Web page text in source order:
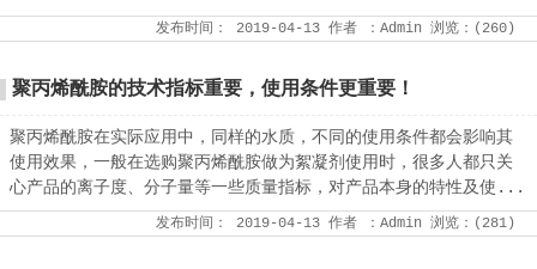
发布时间： 2019-04-13 作者 ：Admin 浏览：( 260 )
聚丙烯酰胺的技术指标重要，使用条件更重要！
聚丙烯酰胺在实际应用中，同样的水质，不同的使用条件都会影响其
使用效果，一般在选购聚丙烯酰胺做为絮凝剂使用时，很多人都只关
心产品的离子度、分子量等一些质量指标，对产品本身的特性及使...
发布时间： 2019-04-13 作者 ：Admin 浏览：( 281 )